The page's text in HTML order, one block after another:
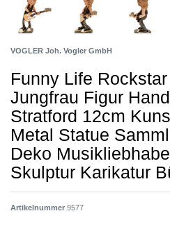
VOGLER Joh. Vogler GmbH
Funny Life
Jungfrau Figur
Stratford 12cm
Metal Statue
Deko
Skulptur Karikatur
Artikelnummer 9577